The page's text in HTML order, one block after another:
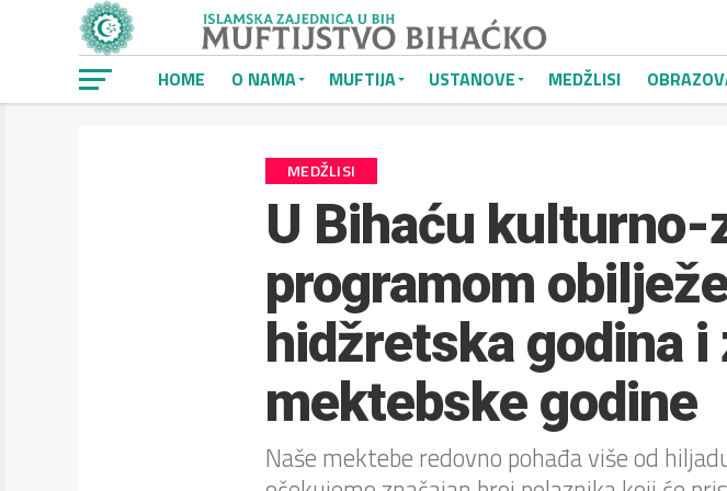
HOME O NAMA MUFTIJA USTANOVE MEDŽLISI
MEDŽLISI
U Bihaću kulturno-
programom
hidžretska godina
mektebske godine
Naše mektebe redovno pohađa više od